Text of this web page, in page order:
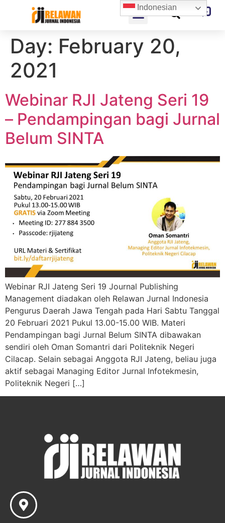
Day: February 20,
2021
Webinar RJI Jateng Seri 19
– Pendampingan bagi Jurnal
Belum SINTA
Webinar RJI Jateng Seri 19 Journal Publishing
Management diadakan oleh Relawan Jurnal Indonesia
Pengurus Daerah Jawa Tengah pada Hari Sabtu Tanggal
20 Februari 2021 Pukul 13.00-15.00 WIB. Materi
Pendampingan bagi Jurnal Belum SINTA dibawakan
sendiri oleh Oman Somantri dari Politeknik Negeri
Cilacap. Selain sebagai Anggota RJI Jateng, beliau juga
aktif sebagai Managing Editor Jurnal Infotekmesin,
Politeknik Negeri […]
Indonesian